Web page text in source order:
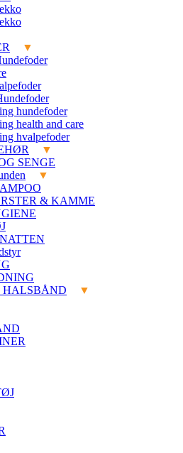
hundefoder
health and care
hvalpefoder
SENGE
& KAMME
HALSBÅND